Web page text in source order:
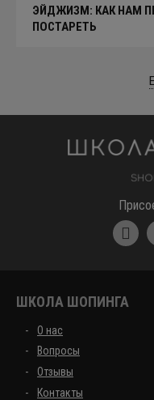
ЭЙДЖИЗМ: КАК НАМ
ПОСТАРЕТЬ
ШКОЛА ШОПИНГА
О нас
Вопросы
Отзывы
Контакты